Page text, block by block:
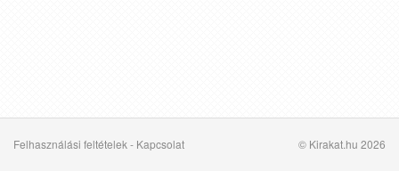
Felhasználási feltételek- Kapcsolat © Kirakat.hu 2026